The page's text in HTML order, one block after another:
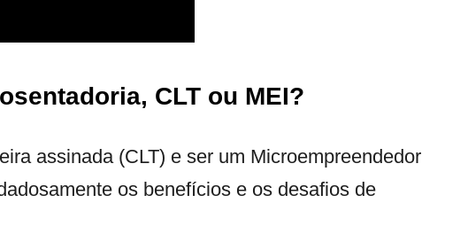
CLT ou MEI?
assinada (CLT) e ser um Microempreendedor
os benefícios e os desafios de